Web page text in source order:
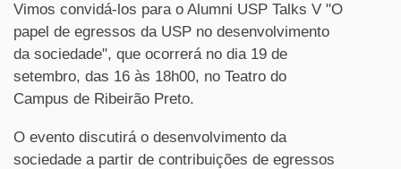
Vimos convidá-los para o Alumni USP Talks V "O
papel de egressos da USP no desenvolvimento
da sociedade", que ocorrerá no dia 19 de
setembro, das 16 às 18h00, no Teatro do
Campus de Ribeirão Preto.
O evento discutirá o desenvolvimento da
sociedade a partir de contribuições de egressos